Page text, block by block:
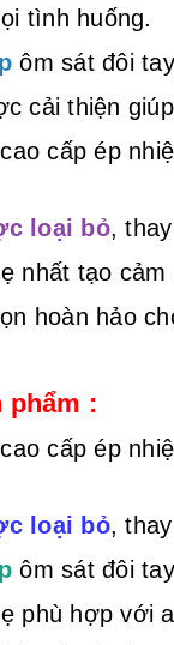
tình huống.
ôm sát đôi
cải thiện
cao cấp ép
loại bỏ,
nhất tạo
hoàn hảo
phẩm :
cao cấp ép
loại bỏ,
ôm sát đôi
phù hợp với